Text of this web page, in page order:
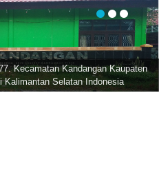
Kecamatan Kandangan Kaupaten
Kalimantan Selatan Indonesia